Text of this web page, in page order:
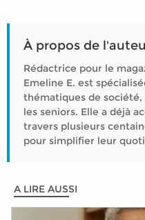
À propos de
Rédactrice pour le
Emeline E. est
thématiques de
les seniors. Elle a déjà
travers plusieurs
pour simplifier leur
A LIRE AUSSI